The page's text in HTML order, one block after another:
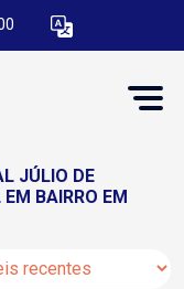
JÚLIO DE
BAIRRO EM